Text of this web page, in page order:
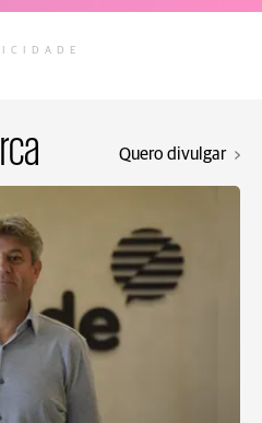
Quero divulgar